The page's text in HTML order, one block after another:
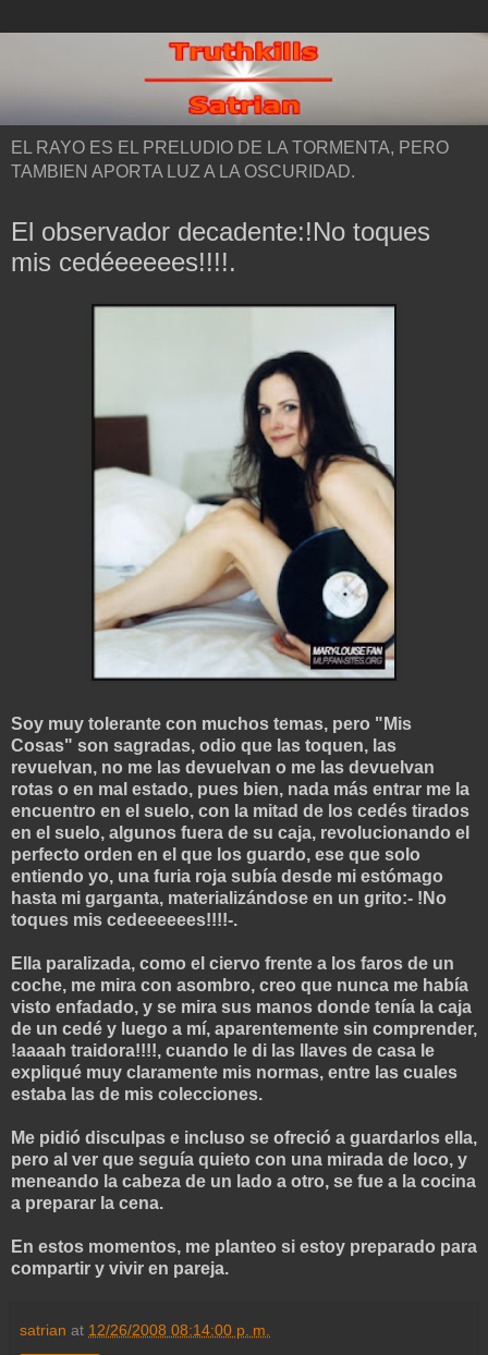
EL RAYO ES EL PRELUDIO DE LA TORMENTA, PERO
TAMBIEN APORTA LUZ A LA OSCURIDAD.
El observador decadente:!No toques
mis cedéeeeees!!!!.
Soy muy tolerante con muchos temas, pero "Mis
Cosas" son sagradas, odio que las toquen, las
revuelvan, no me las devuelvan o me las devuelvan
rotas o en mal estado, pues bien, nada más entrar me la
encuentro en el suelo, con la mitad de los cedés tirados
en el suelo, algunos fuera de su caja, revolucionando el
perfecto orden en el que los guardo, ese que solo
entiendo yo, una furia roja subía desde mi estómago
hasta mi garganta, materializándose en un grito:- !No
toques mis cedeeeeees!!!!-.
Ella paralizada, como el ciervo frente a los faros de un
coche, me mira con asombro, creo que nunca me había
visto enfadado, y se mira sus manos donde tenía la caja
de un cedé y luego a mí, aparentemente sin comprender,
!aaaah traidora!!!!, cuando le di las llaves de casa le
expliqué muy claramente mis normas, entre las cuales
estaba las de mis colecciones.
Me pidió disculpas e incluso se ofreció a guardarlos ella,
pero al ver que seguía quieto con una mirada de loco, y
meneando la cabeza de un lado a otro, se fue a la cocina
a preparar la cena.
En estos momentos, me planteo si estoy preparado para
compartir y vivir en pareja.
satrian at 12/26/2008 08:14:00 p. m.